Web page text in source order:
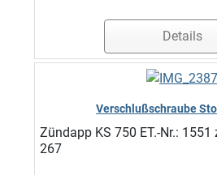
Details
Verschlußschraube
Zündapp KS 750 ET.-Nr.:
267